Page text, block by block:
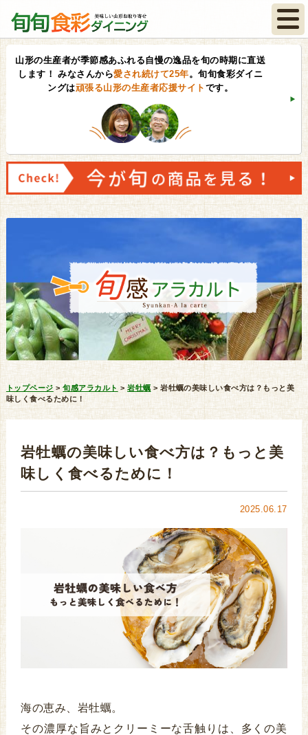
山形の生産者が季節感あふれる自慢の逸品を旬の時期に直送
します！ みなさんから愛され続けて25年。旬旬食彩ダイニ
ングは頑張る山形の生産者応援サイト です。
トップページ >旬感アラカルト >岩牡蠣 >岩牡蠣の美味しい食べ方は？もっと美
味しく食べるために！
岩牡蠣の美味しい食べ方は？もっと美
味しく食べるために！
2025.06.17
海の恵み、岩牡蠣。
その濃厚な旨みとクリーミーな舌触りは、多くの美